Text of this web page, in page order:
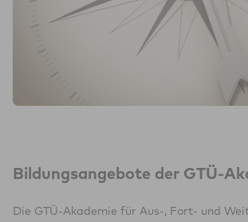
Bildungsangebote der GTÜ-
Die GTÜ-Akademie für Aus-, Fort- und